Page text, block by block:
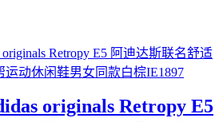
originals Retropy E5